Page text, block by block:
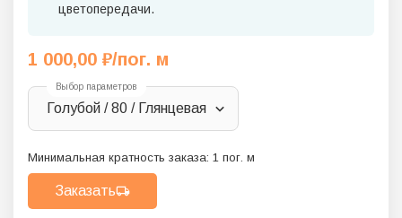
цветопередачи.
1 000,00 ₽/пог. м
Выбор параметров
Голубой / 80 / Глянцевая
Минимальная кратность заказа: 1 пог. м
Заказать